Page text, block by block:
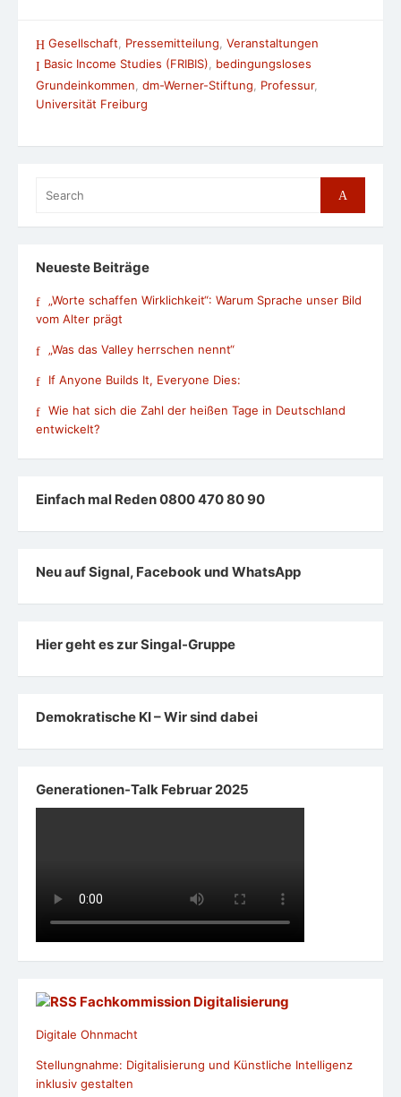
Gesellschaft Pressemitteilung Veranstaltungen
Basic Income Studies (FRIBIS), bedingungsloses
Grundeinkommen dm-Werner-Stiftung Professur,
Universität Freiburg
for:
Search
Neueste Beiträge
„Worte schaffen Wirklichkeit“: Warum Sprache unser Bild
vom Alter prägt
„Was das Valley herrschen nennt“
If Anyone Builds It, Everyone Dies:
Wie hat sich die Zahl der heißen Tage in Deutschland
entwickelt?
Einfach mal Reden 0800 470 80 90
Neu auf Signal, Facebook und WhatsApp
Hier geht es zur Singal-Gruppe
Demokratische KI – Wir sind dabei
Generationen-Talk Februar 2025
Fachkommission Digitalisierung
Digitale Ohnmacht
Stellungnahme: Digitalisierung und Künstliche Intelligenz
inklusiv gestalten